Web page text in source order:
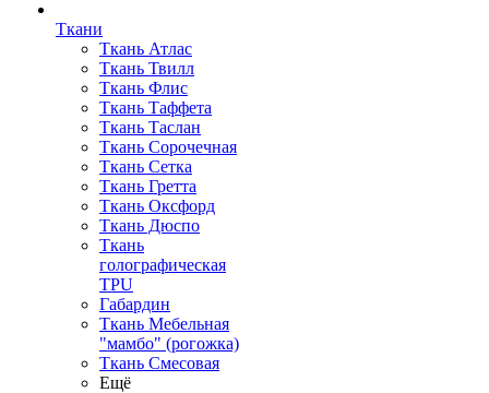
Ткани
Ткань Атлас
Ткань Твилл
Ткань Флис
Ткань Таффета
Ткань Таслан
Ткань Сорочечная
Ткань Сетка
Ткань Гретта
Ткань Оксфорд
Ткань Дюспо
Ткань
голографическая
TPU
Габардин
Ткань Мебельная
"мамбо" (рогожка)
Ткань Смесовая
Ещё